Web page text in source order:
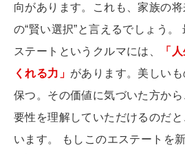
向があります。これも、家族の
の“賢い選択”と言えるでしょう。
ステートというクルマには、
「
くれる力」 があります。美しい
保つ。その価値に気づいた方か
要性を理解していただけるのだ
います。 もしこのエステートを